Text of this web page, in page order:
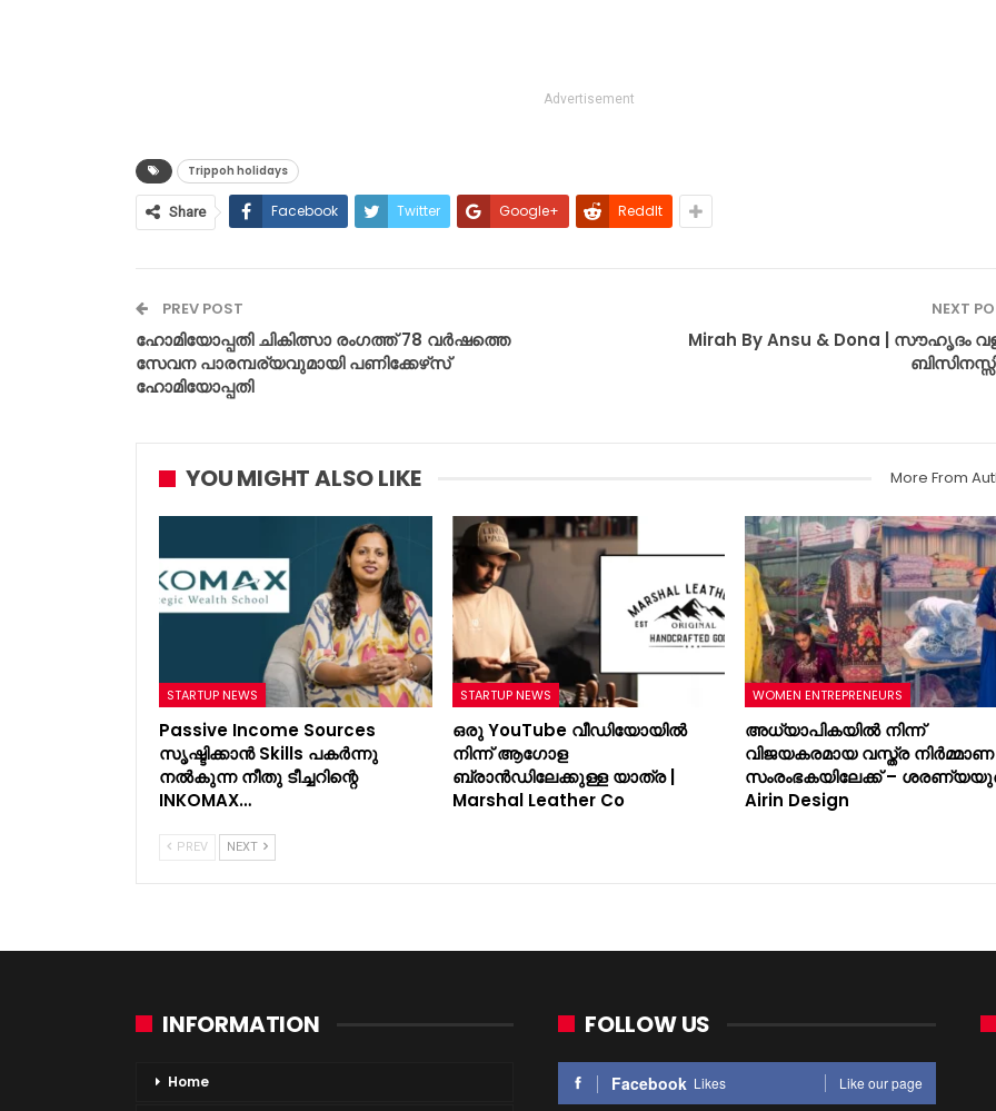
Advertisement
Trippoh holidays
Share Facebook Twitter Google+ ReddIt
PREV POST
ഹോമിയോപ്പതി ചികിത്സാ രംഗത്ത് 78 വർഷത്തെ
സേവന പാരമ്പര്യവുമായി പണിക്കേഴ്‌സ്
ഹോമിയോപ്പതി
NEXT
Mirah By Ansu & Dona | സൗഹൃദം
YOU MIGHT ALSO LIKE More From
STARTUP NEWS
Passive Income Sources
സൃഷ്ടിക്കാൻ Skills പകർന്നു
നൽകുന്ന നീതു ടീച്ചറിന്റെ
INKOMAX…
STARTUP NEWS
ഒരു YouTube വീഡിയോയിൽ
നിന്ന് ആഗോള
ബ്രാൻഡിലേക്കുള്ള യാത്ര |
Marshal Leather Co
WOMEN ENTREPRENEURS
അധ്യാപികയിൽ നിന്ന്
വിജയകരമായ വസ്ത്ര നിർമ്മാണ
സംരംഭകയിലേക്ക് –
Airin Design
PREV NEXT
INFORMATION
Home
FOLLOW US
Facebook Likes Like our page